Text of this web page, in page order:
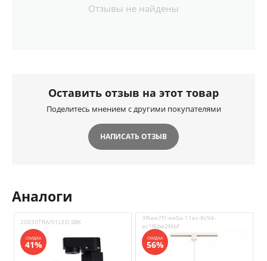
Отзывы не найдены
Оставить отзыв на этот товар
Поделитесь мнением с другими покупателями
НАПИСАТЬ ОТЗЫВ
Аналоги
20030TRA/01LED SBK
СКИДКА
41%
3f6ee7f1-ee0a-11ec-8c94-
ac1f6be2f4bf
СКИДКА
56%